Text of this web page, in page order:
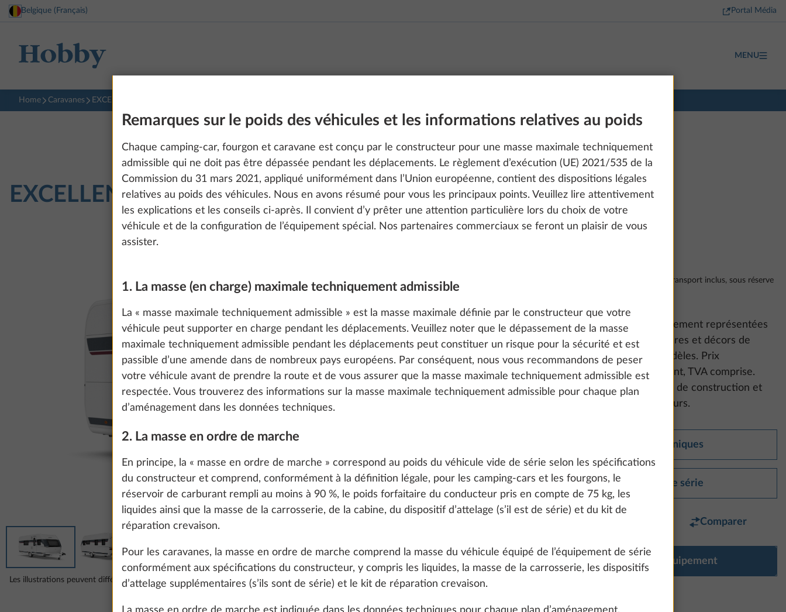
Belgique (Français) Portal Média
MENU
Home Caravanes EXCELLENT EDITION
EXCELLENT EDITION540 WLU
Les illustrations peuvent différer de la configuration choisie.
Au départ usine, 21% de TVA incluse, transport inclus, sous réserve
Attention :Les photos d’équipement représentées
peuvent présenter des garnitures et décors de
mobilier d’autres séries et modèles. Prix
recommandés sans engagement, TVA comprise.
Sous réserve de modifications de construction et
d’équipement, ainsi que d’erreurs.
Données techniques
Équipement de série
Comparer
Configurer l’équipement
Remarques sur le poids des véhicules et les informations relatives au poids
Chaque camping-car, fourgon et caravane est conçu par le constructeur pour une masse maximale techniquement
admissible qui ne doit pas être dépassée pendant les déplacements. Le règlement d’exécution (UE) 2021/535 de la
Commission du 31 mars 2021, appliqué uniformément dans l’Union européenne, contient des dispositions légales
relatives au poids des véhicules. Nous en avons résumé pour vous les principaux points. Veuillez lire attentivement
les explications et les conseils ci-après. Il convient d’y prêter une attention particulière lors du choix de votre
véhicule et de la configuration de l’équipement spécial. Nos partenaires commerciaux se feront un plaisir de vous
assister.
1. La masse (en charge) maximale techniquement admissible
La « masse maximale techniquement admissible » est la masse maximale définie par le constructeur que votre
véhicule peut supporter en charge pendant les déplacements. Veuillez noter que le dépassement de la masse
maximale techniquement admissible pendant les déplacements peut constituer un risque pour la sécurité et est
passible d’une amende dans de nombreux pays européens. Par conséquent, nous vous recommandons de peser
votre véhicule avant de prendre la route et de vous assurer que la masse maximale techniquement admissible est
respectée. Vous trouverez des informations sur la masse maximale techniquement admissible pour chaque plan
d’aménagement dans les données techniques.
2. La masse en ordre de marche
En principe, la « masse en ordre de marche » correspond au poids du véhicule vide de série selon les spécifications
du constructeur et comprend, conformément à la définition légale, pour les camping-cars et les fourgons, le
réservoir de carburant rempli au moins à 90 %, le poids forfaitaire du conducteur pris en compte de 75 kg, les
liquides ainsi que la masse de la carrosserie, de la cabine, du dispositif d’attelage (s’il est de série) et du kit de
réparation crevaison.
Pour les caravanes, la masse en ordre de marche comprend la masse du véhicule équipé de l’équipement de série
conformément aux spécifications du constructeur, y compris les liquides, la masse de la carrosserie, les dispositifs
d’attelage supplémentaires (s’ils sont de série) et le kit de réparation crevaison.